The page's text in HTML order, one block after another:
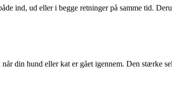
ind, ud eller i begge retninger på samme tid.
din hund eller kat er gået igennem. Den stærke